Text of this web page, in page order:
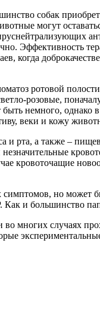
собак
могут
Эффективность
когда
ротовой
розовые,
немного, однако
веки и кожу
рта, а также –
кровоточащие
но
и большинство
во многих случаях